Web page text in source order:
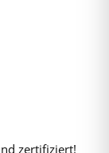
zertifiziert!